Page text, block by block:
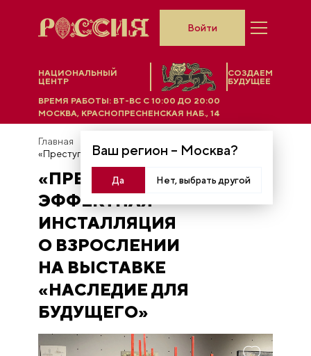
НАЦИОНАЛЬНЫЙ
ЦЕНТР
СОЗДАЕМ
БУДУЩЕЕ
Ваш регион – Москва?
Да Нет, выбрать другой
ВРЕМЯ РАБОТЫ: ВТ-ВС C 10:00 ДО 20:00
МОСКВА, КРАСНОПРЕСНЕНСКАЯ НАБ., 14
Войти
Главная
«ПРЕСТУПАЯ ГРАНИЦЫ»:
ЭФФЕКТНАЯ
ИНСТАЛЛЯЦИЯ
О ВЗРОСЛЕНИИ
НА ВЫСТАВКЕ
«НАСЛЕДИЕ ДЛЯ
БУДУЩЕГО»